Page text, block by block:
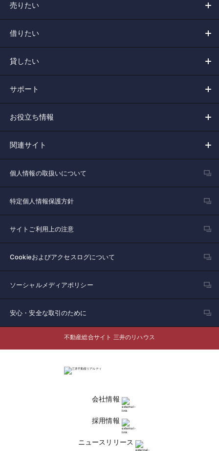
売りたい
借りたい
貸したい
サポート
お役立ち情報
関連サイト
個人情報の取扱いについて
特定個人情報保護方針
サイトご利用上の注意
Cookieおよびアクセスログについて
ソーシャルメディアポリシー
安心・安全な取引のために
不動産総合サイト 三井のリハウス
会社情報
採用情報
ニュースリリース